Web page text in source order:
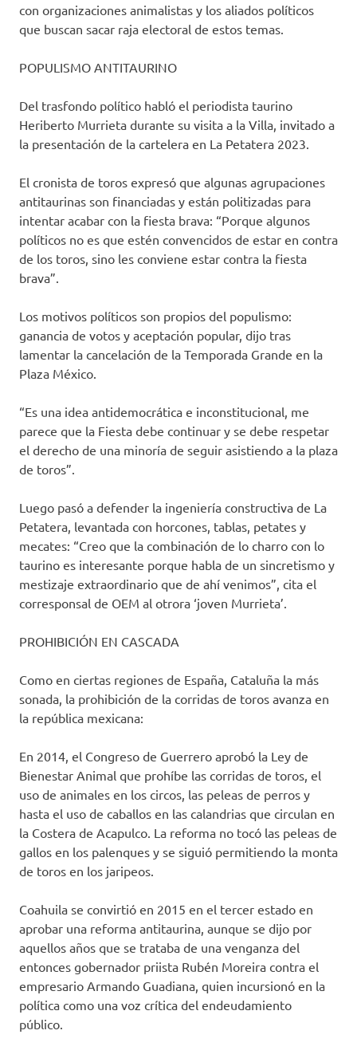
con organizaciones animalistas y los aliados políticos
que buscan sacar raja electoral de estos temas.
POPULISMO ANTITAURINO
Del trasfondo político habló el periodista taurino
Heriberto Murrieta durante su visita a la Villa, invitado a
la presentación de la cartelera en La Petatera 2023.
El cronista de toros expresó que algunas agrupaciones
antitaurinas son financiadas y están politizadas para
intentar acabar con la fiesta brava: “Porque algunos
políticos no es que estén convencidos de estar en contra
de los toros, sino les conviene estar contra la fiesta
brava”.
Los motivos políticos son propios del populismo:
ganancia de votos y aceptación popular, dijo tras
lamentar la cancelación de la Temporada Grande en la
Plaza México.
“Es una idea antidemocrática e inconstitucional, me
parece que la Fiesta debe continuar y se debe respetar
el derecho de una minoría de seguir asistiendo a la plaza
de toros”.
Luego pasó a defender la ingeniería constructiva de La
Petatera, levantada con horcones, tablas, petates y
mecates: “Creo que la combinación de lo charro con lo
taurino es interesante porque habla de un sincretismo y
mestizaje extraordinario que de ahí venimos”, cita el
corresponsal de OEM al otrora ‘joven Murrieta’.
PROHIBICIÓN EN CASCADA
Como en ciertas regiones de España, Cataluña la más
sonada, la prohibición de la corridas de toros avanza en
la república mexicana:
En 2014, el Congreso de Guerrero aprobó la Ley de
Bienestar Animal que prohíbe las corridas de toros, el
uso de animales en los circos, las peleas de perros y
hasta el uso de caballos en las calandrias que circulan en
la Costera de Acapulco. La reforma no tocó las peleas de
gallos en los palenques y se siguió permitiendo la monta
de toros en los jaripeos.
Coahuila se convirtió en 2015 en el tercer estado en
aprobar una reforma antitaurina, aunque se dijo por
aquellos años que se trataba de una venganza del
entonces gobernador priista Rubén Moreira contra el
empresario Armando Guadiana, quien incursionó en la
política como una voz crítica del endeudamiento
público.